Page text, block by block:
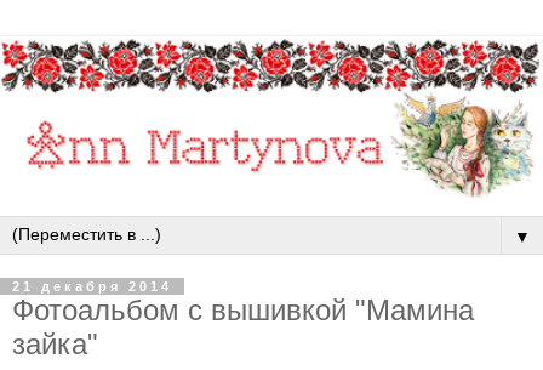
▼
21 декабря 2014
Фотоальбом с вышивкой "Мамина
зайка"